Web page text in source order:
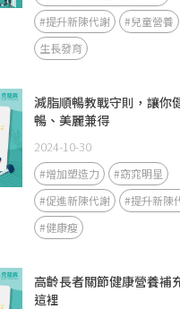
#提升新陳代謝
#兒童營養
生長發育
減脂順暢教戰守則，讓你
暢、美麗兼得
2024-10-30
#增加塑造力
#窈窕明星
#促進新陳代謝
#提升新陳
#健康瘦
高齡長者關節健康營養補
這裡